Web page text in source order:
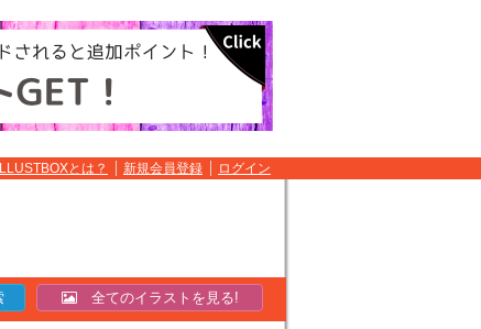
ILLUSTBOXとは？ 新規会員登録 ログイン
全てのイラストを見る!